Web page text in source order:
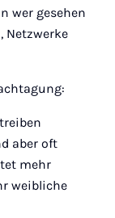
wer gesehen
Netzwerke
aber oft
mehr
weibliche